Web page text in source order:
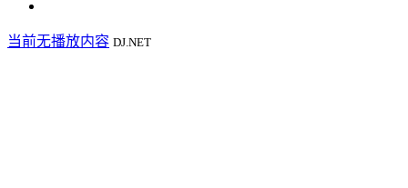
当前无播放内容 DJ.NET